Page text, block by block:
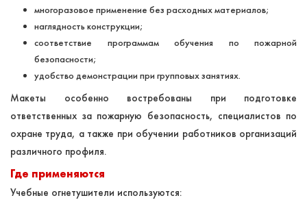
многоразовое применение без расходных материалов;
наглядность конструкции;
соответствие программам обучения по пожарной
безопасности;
удобство демонстрации при групповых занятиях.
Макеты особенно востребованы при подготовке
ответственных за пожарную безопасность, специалистов по
охране труда, а также при обучении работников организаций
различного профиля.
Где применяются
Учебные огнетушители используются: